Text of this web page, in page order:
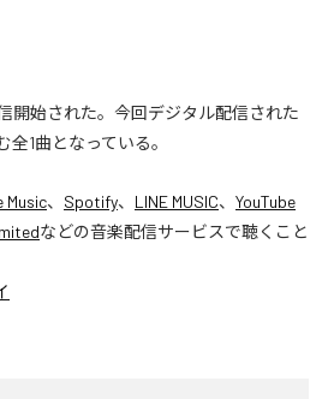
信開始された。今回デジタル配信された
全1曲となっている。
Music、 Spotify、 LINE MUSIC、 YouTube
などの音楽配信サービスで聴くこと